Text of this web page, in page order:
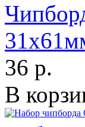
36 р.
В